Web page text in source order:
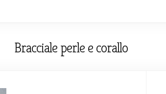
Bracciale perle e corallo